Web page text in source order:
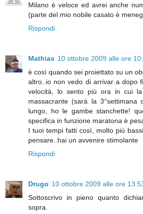
Milano è veloce ed avrei anche
(parte del mio nobile casato è
Rispondi
Mathias 10 ottobre 2009 alle ore
è così quando sei proiettato su un
altro..io non vedo di arrivar a dopo
velocità, lo sento più ora in cui la
massacrante (sarà la
lungo, ho le gambe stanchette!
specifica in funzione maratona è
I tuoi tempi fatti così, molto più
pensare..hai un avvenire stimolante
Rispondi
Drugo 10 ottobre 2009 alle ore
Sottoscrivo in pieno quanto
sopra.